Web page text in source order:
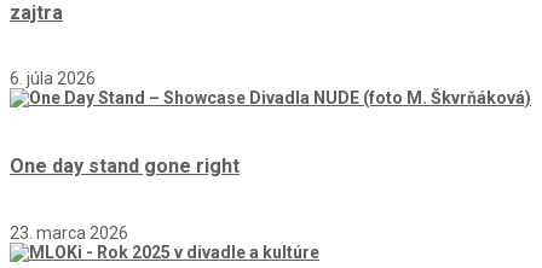
zajtra
6. júla 2026
One day stand gone right
23. marca 2026